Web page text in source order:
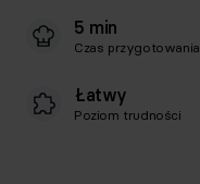
5 min
Czas przygotowania
Łatwy
Poziom trudności